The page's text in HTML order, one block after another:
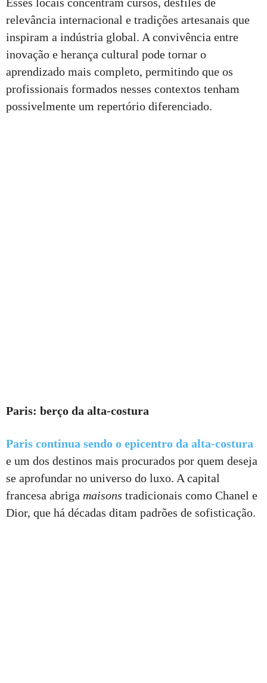
relevância internacional e tradições artesanais que
inspiram a indústria global. A convivência entre
inovação e herança cultural pode tornar o
aprendizado mais completo, permitindo que os
profissionais formados nesses contextos tenham
possivelmente um repertório diferenciado.
Paris: berço da alta-costura
Paris continua sendo o epicentro da alta-costura
e um dos destinos mais procurados por quem deseja
se aprofundar no universo do luxo. A capital
francesa abriga maisons tradicionais como Chanel e
Dior, que há décadas ditam padrões de sofisticação.